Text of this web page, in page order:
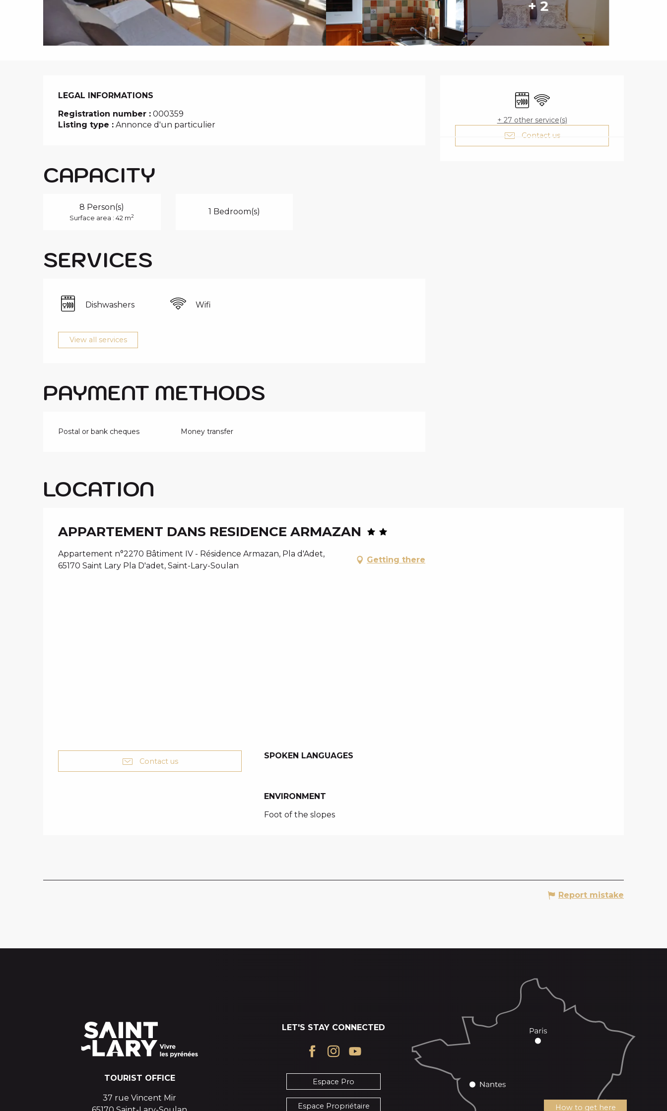
+ 2
OPENING
Dishwashers
Wifi
+ 27 other service(s)
Contact us
LEGAL INFORMATIONS
LEGAL INFORMATIONS
Registration number : 000359
Listing type : Annonce d'un particulier
CAPACITY
8 Person(s)
Surface area : 42 m2 1 Bedroom(s)
SERVICES
Dishwashers Wifi
View all services
PAYMENT METHODS
Postal or bank cheques Money transfer
LOCATION
APPARTEMENT DANS RESIDENCE ARMAZAN
Appartement n°2270 Bâtiment IV - Résidence Armazan, Pla d'Adet,
65170 Saint Lary Pla D'adet, Saint-Lary-Soulan
Getting there
Contact us
SPOKEN LANGUAGES
SPOKEN LANGUAGES
ENVIRONMENT
ENVIRONMENT
Foot of the slopes
Report mistake
TOURIST OFFICE
37 rue Vincent Mir
LET'S STAY CONNECTED
Espace Pro
Espace Propriétaire How to get here